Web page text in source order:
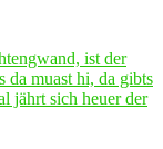
ist der
da muast hi, da gibts
jährt sich heuer der